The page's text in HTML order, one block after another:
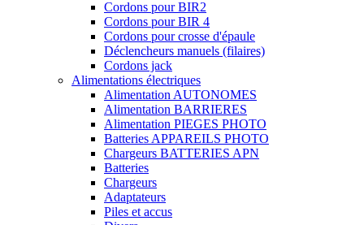
Cordons pour BIR2
Cordons pour BIR 4
Cordons pour crosse d'épaule
Déclencheurs manuels (filaires)
Cordons jack
Alimentations électriques
Alimentation AUTONOMES
Alimentation BARRIERES
Alimentation PIEGES PHOTO
Batteries APPAREILS PHOTO
Chargeurs BATTERIES APN
Batteries
Chargeurs
Adaptateurs
Piles et accus